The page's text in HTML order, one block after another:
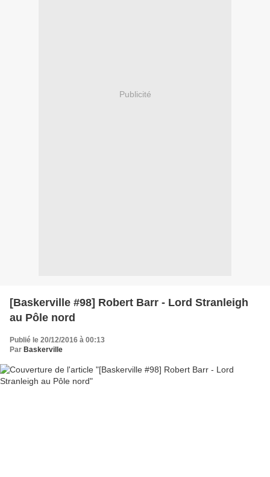
Publicité
[Baskerville #98] Robert Barr - Lord Stranleigh
au Pôle nord
Publié le 20/12/2016 à 00:13
Par Baskerville